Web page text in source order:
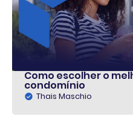
Como escolher o
condomínio
Thais Maschio